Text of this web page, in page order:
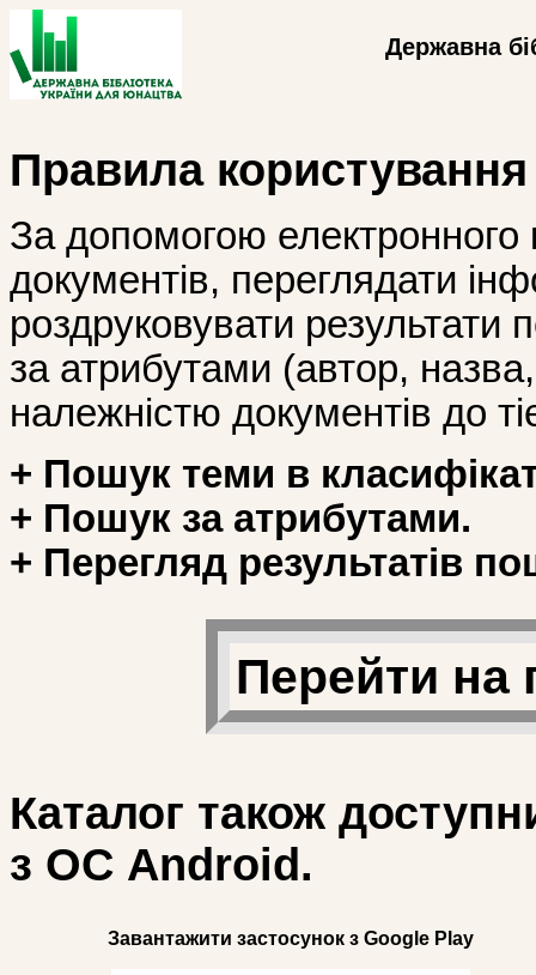
Державна
Правила
За допомогою
документів, переглядати
роздруковувати
за атрибутами (автор, назва,
належністю документів до
+ Пошук теми в
+ Пошук за атрибутами.
+ Перегляд результатів
Перейти на
Каталог також
з ОС Android.
Завантажити застосунок з Google Play